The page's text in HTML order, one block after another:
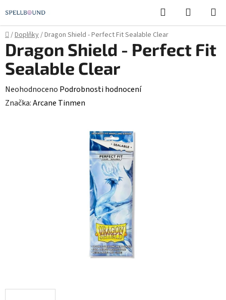
na
obsah
Hledat
KOŠÍK
Domů
/Doplňky/Dragon Shield - Perfect Fit Sealable Clear
Dragon Shield - Perfect Fit
Sealable Clear
Průměrné
hodnocení
Neohodnoceno Podrobnosti hodnocení
Značka:Arcane Tinmen